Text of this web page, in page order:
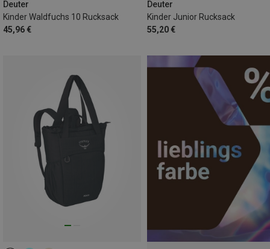
Deuter
Kinder Waldfuchs 10 Rucksack
45,96 €
Deuter
Kinder Junior Rucksack
55,20 €